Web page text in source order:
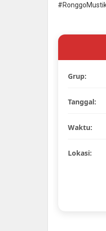
Grup:
Tanggal:
Waktu:
Lokasi: